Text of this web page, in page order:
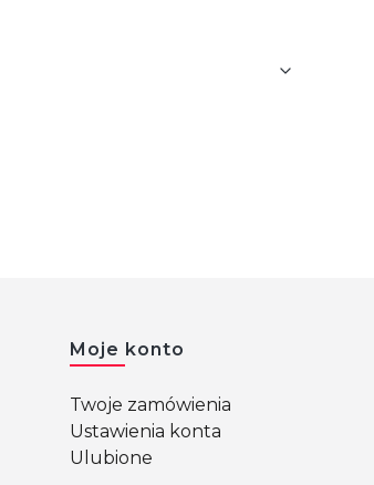
Moje konto
Twoje zamówienia
Ustawienia konta
Ulubione